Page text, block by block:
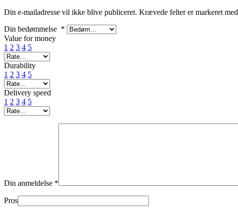
Din e-mailadresse vil ikke blive publiceret. Krævede felter er markeret med
Din bedømmelse *
Value for money
1 2 3 4 5
Durability
1 2 3 4 5
Delivery speed
1 2 3 4 5
Din anmeldelse *
Pros